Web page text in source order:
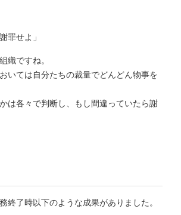
罪せよ」
織ですね。
いては自分たちの裁量でどんどん物事を
は各々で判断し、もし間違っていたら謝
終了時以下のような成果がありました。